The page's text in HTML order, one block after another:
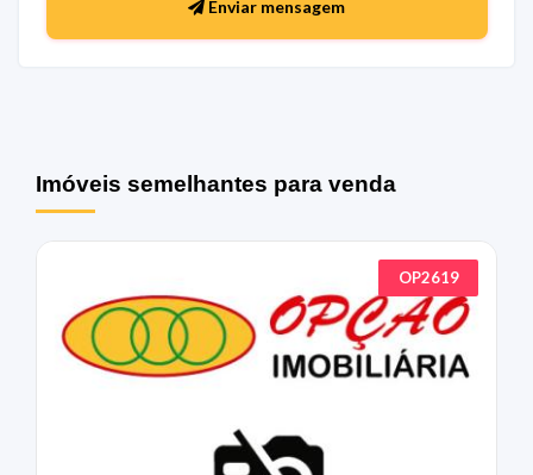
Enviar mensagem
Imóveis semelhantes para venda
OP2619